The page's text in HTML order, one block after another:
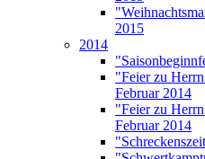
2015
2014
"Feier zu
Februar 2014
"Feier zu
Februar 2014